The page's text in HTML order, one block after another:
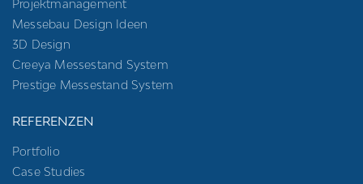
Projektmanagement
Messebau Design Ideen
3D Design
Creeya Messestand System
Prestige Messestand System
REFERENZEN
Portfolio
Case Studies